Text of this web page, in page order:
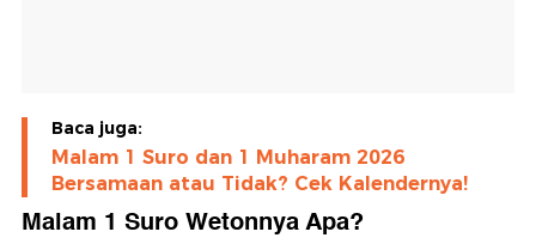
Baca juga:
Malam 1 Suro dan 1 Muharam 2026
Bersamaan atau Tidak? Cek Kalendernya!
Malam 1 Suro Wetonnya Apa?